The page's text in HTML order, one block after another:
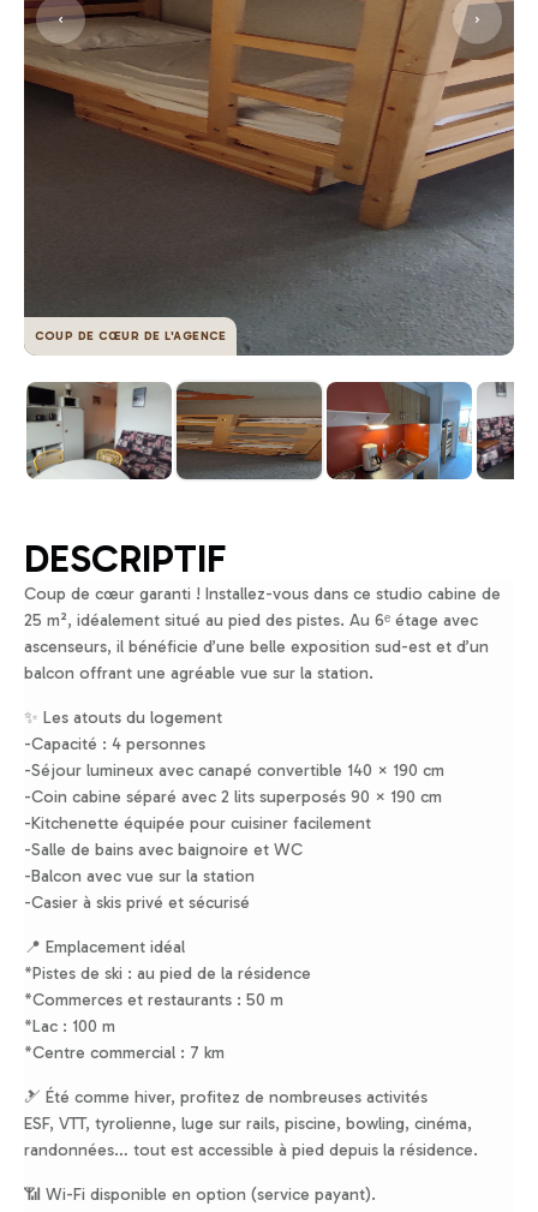
COUP DE CŒUR DE L'AGENCE
DESCRIPTIF
Coup de cœur garanti ! Installez-vous dans ce studio cabine de
25 m², idéalement situé au pied des pistes. Au 6ᵉ étage avec
ascenseurs, il bénéficie d’une belle exposition sud-est et d’un
balcon offrant une agréable vue sur la station.
✨ Les atouts du logement
-Capacité : 4 personnes
-Séjour lumineux avec canapé convertible 140 × 190 cm
-Coin cabine séparé avec 2 lits superposés 90 × 190 cm
-Kitchenette équipée pour cuisiner facilement
-Salle de bains avec baignoire et WC
-Balcon avec vue sur la station
-Casier à skis privé et sécurisé
📍 Emplacement idéal
*Pistes de ski : au pied de la résidence
*Commerces et restaurants : 50 m
*Lac : 100 m
*Centre commercial : 7 km
🎿 Été comme hiver, profitez de nombreuses activités
ESF, VTT, tyrolienne, luge sur rails, piscine, bowling, cinéma,
randonnées… tout est accessible à pied depuis la résidence.
📶 Wi-Fi disponible en option (service payant).